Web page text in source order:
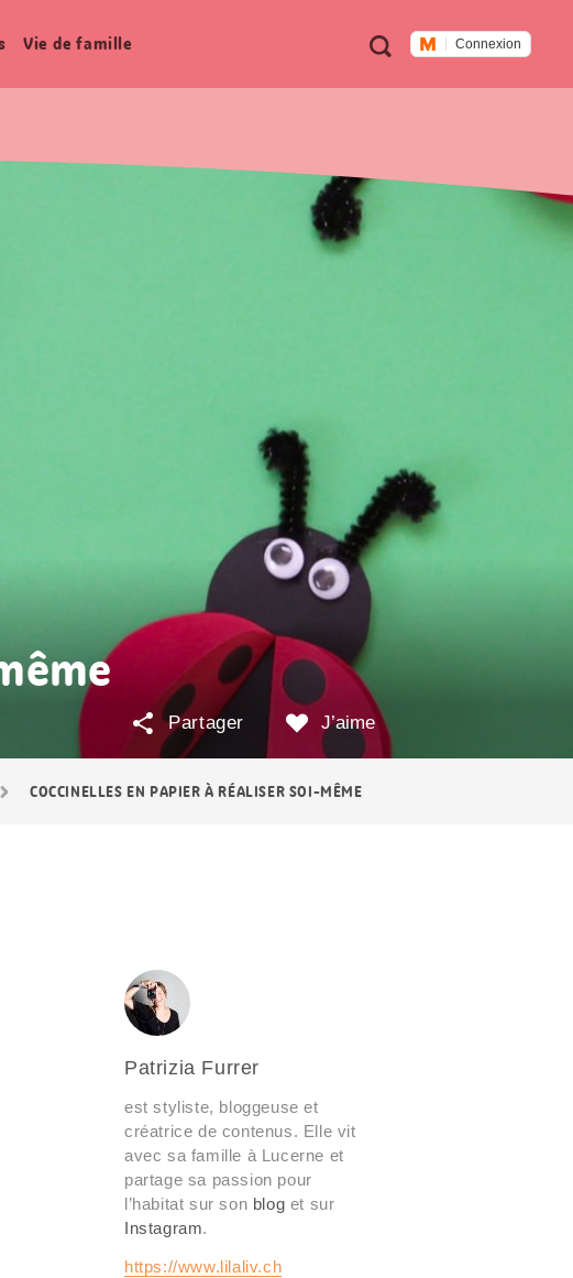
Métanavigation
RechercheConnexion
Vie de famille
COCCINELLES EN PAPIER À RÉALISER SOI-MÊME
J’aime
Partager
Patrizia Furrer
est styliste, bloggeuse et
créatrice de contenus. Elle vit
avec sa famille à Lucerne et
partage sa passion pour
l’habitat sur son blog et sur
Instagram.
https://www.lilaliv.ch